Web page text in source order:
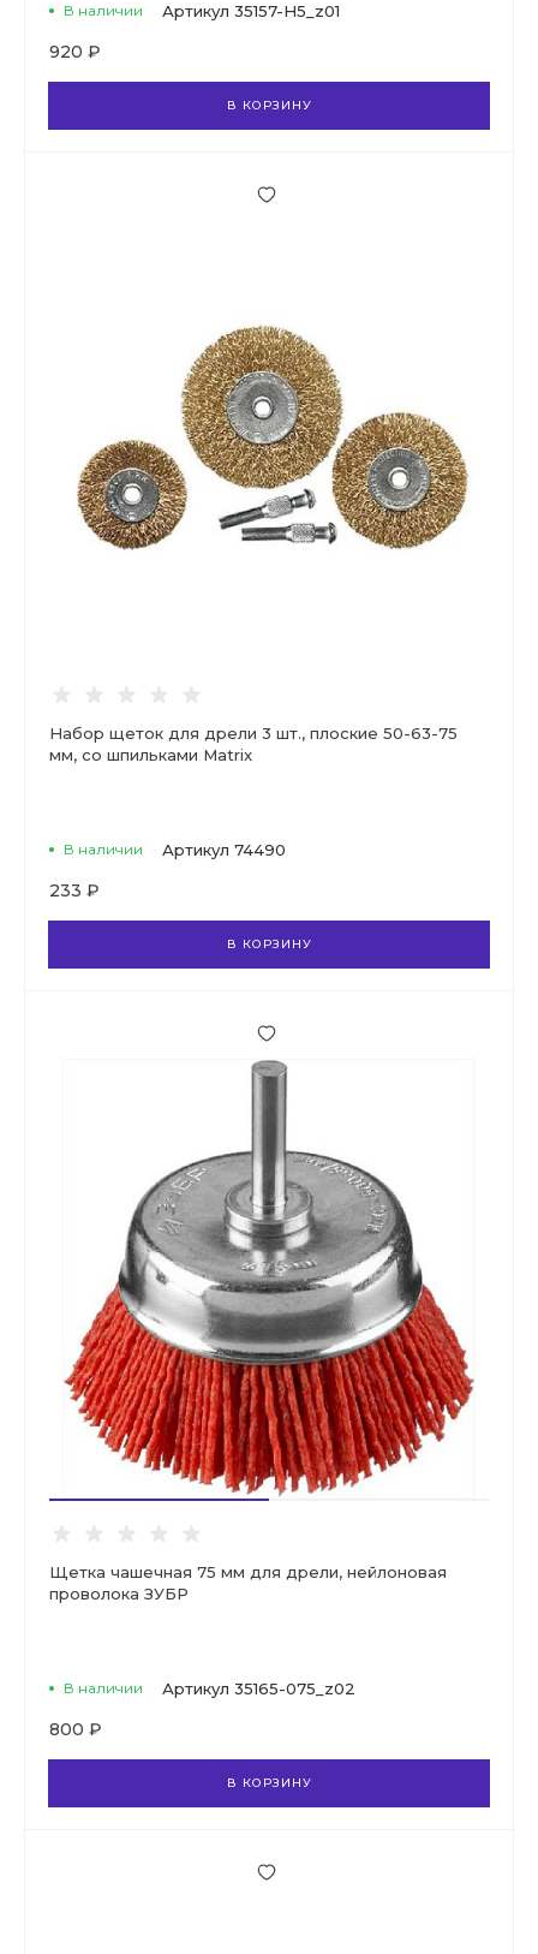
В наличии Артикул 35157-H5_z01
920 ₽
В КОРЗИНУ
Набор щеток для дрели 3 шт., плоские 50-63-75
мм, со шпильками Matrix
В наличии Артикул 74490
233 ₽
В КОРЗИНУ
Щетка чашечная 75 мм для дрели, нейлоновая
проволока ЗУБР
В наличии Артикул 35165-075_z02
800 ₽
В КОРЗИНУ